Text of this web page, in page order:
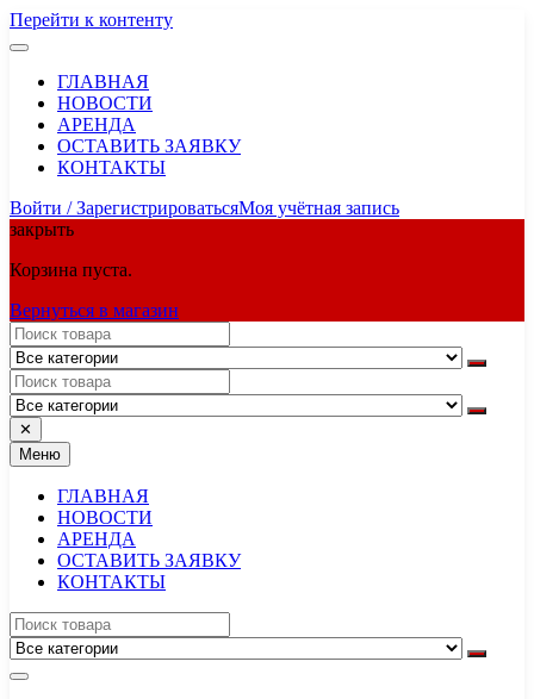
Перейти к контенту
ГЛАВНАЯ
НОВОСТИ
АРЕНДА
ОСТАВИТЬ ЗАЯВКУ
КОНТАКТЫ
Войти / ЗарегистрироватьсяМоя учётная запись
закрыть
Корзина пуста.
Вернуться в магазин
✕
Меню
ГЛАВНАЯ
НОВОСТИ
АРЕНДА
ОСТАВИТЬ ЗАЯВКУ
КОНТАКТЫ